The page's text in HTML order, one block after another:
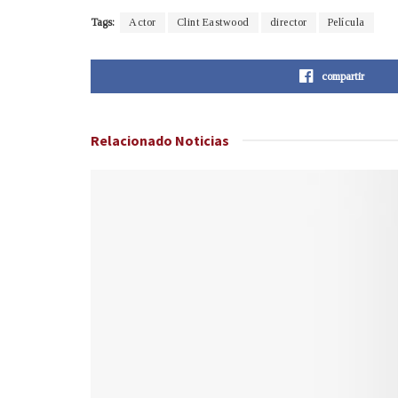
Tags: Actor Clint Eastwood director Película
compartir
Relacionado Noticias